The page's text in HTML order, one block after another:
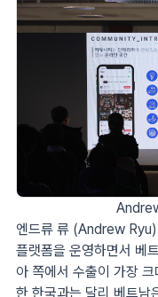
엔드류 류 (Andrew
플랫폼을 운영하면서 베
아 쪽에서 수출이 가장
한 한국과는 달리 베트남